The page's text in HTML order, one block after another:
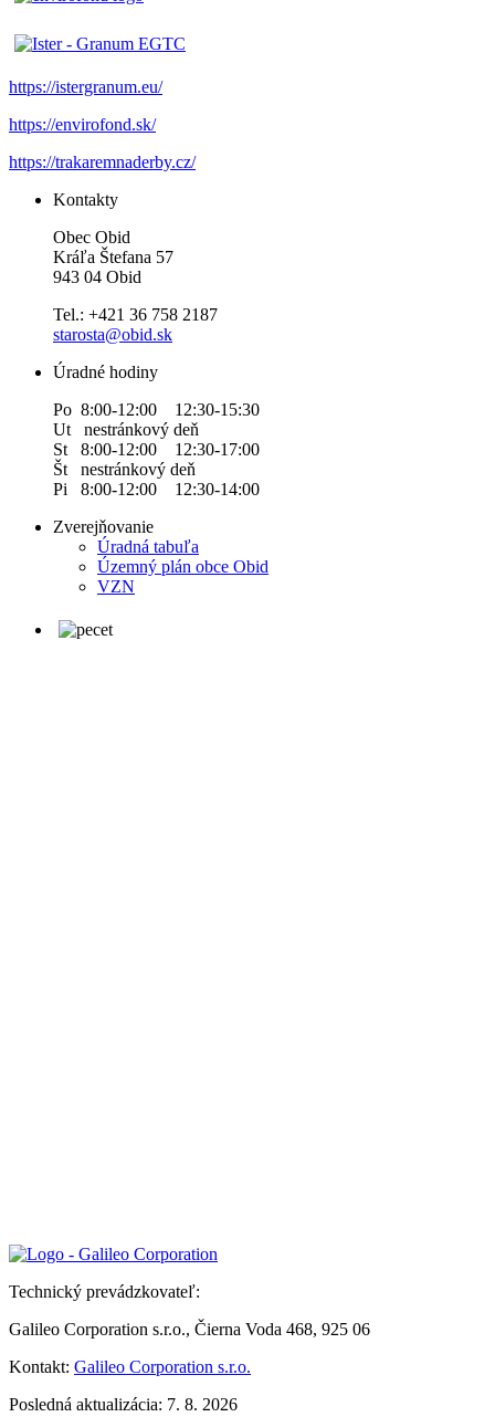
https://istergranum.eu/
https://envirofond.sk/
https://trakaremnaderby.cz/
Kontakty
Obec Obid
Kráľa Štefana 57
943 04 Obid
Tel.: +421 36 758 2187
starosta@obid.sk
Úradné hodiny
Po 8:00-12:00 12:30-15:30
Ut nestránkový deň
St 8:00-12:00 12:30-17:00
Št nestránkový deň
Pi 8:00-12:00 12:30-14:00
Zverejňovanie
Úradná tabuľa
Územný plán obce Obid
VZN
Technický prevádzkovateľ:
Galileo Corporation s.r.o., Čierna Voda 468, 925 06
Kontakt: Galileo Corporation s.r.o.
Posledná aktualizácia: 7. 8. 2026